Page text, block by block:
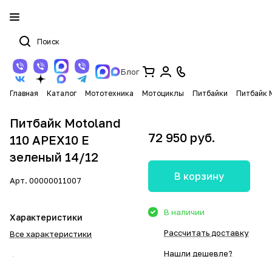
Блог
Главная Каталог Мототехника Мотоциклы Питбайки Питбайк
Питбайк Motoland
110 APEX10 E
зеленый 14/12
Арт. 00000011007
Характеристики
Все характеристики
72 950 руб.
В корзину
В наличии
Рассчитать доставку
Нашли дешевле?